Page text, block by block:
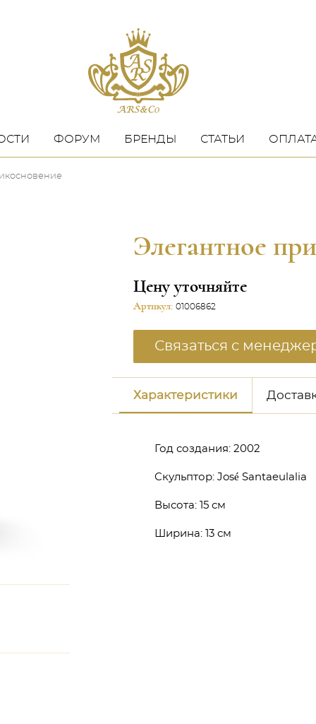
ФОРУМ БРЕНДЫ СТАТЬИ
Элегантное
Цену уточняйте
Артикул: 01006862
Связаться с
Характеристики
Год создания: 2002
Скульптор: José Santaeulalia
Высота: 15 см
Ширина: 13 см